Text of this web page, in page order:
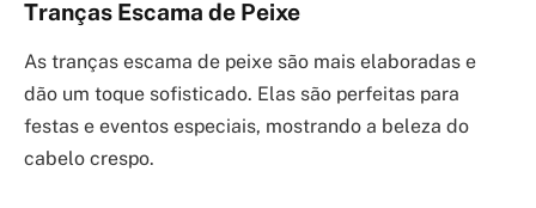
Tranças Escama de Peixe
As tranças escama de peixe são mais elaboradas e
dão um toque sofisticado. Elas são perfeitas para
festas e eventos especiais, mostrando a beleza do
cabelo crespo.